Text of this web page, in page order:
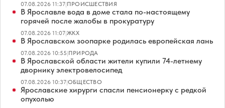
07.08.2026 11:37|ПРОИСШЕСТВИЯ
В Ярославле вода в доме стала по-настоящему
горячей после жалобы в прокуратуру
07.08.2026 11:07|ЖКХ
В Ярославском зоопарке родилась европейская лань
07.08.2026 10:55|ПРИРОДА
В Ярославской области жители купили 74-летнему
дворнику электровелосипед
07.08.2026 10:37|ОБЩЕСТВО
Ярославские хирурги спасли пенсионерку с редкой
опухолью